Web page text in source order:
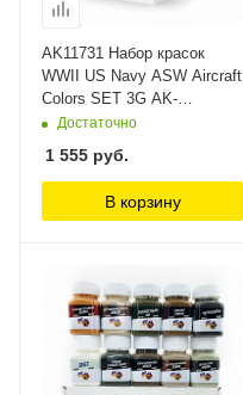
AK11731 Набор красок
WWII US Navy ASW Aircraft
Colors SET 3G AK-
Interactive
Достаточно
1 555 руб.
В корзину